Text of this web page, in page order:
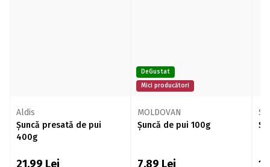
Aldis
Șuncă presată de pui
400g
21,99 Lei
DeGustat
Mici producători
MOLDOVAN
Șuncă de pui 100g
7,89 Lei